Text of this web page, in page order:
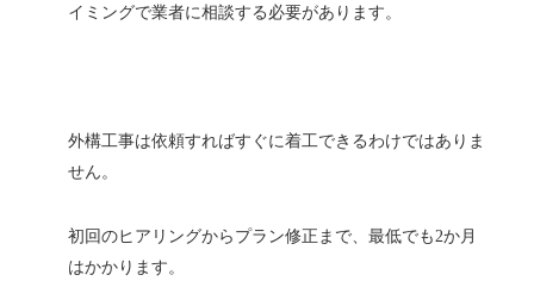
イミングで業者に相談する必要があります。
外構工事は依頼すればすぐに着工できるわけではありま
せん。
初回のヒアリングからプラン修正まで、最低でも2か月
はかかります。